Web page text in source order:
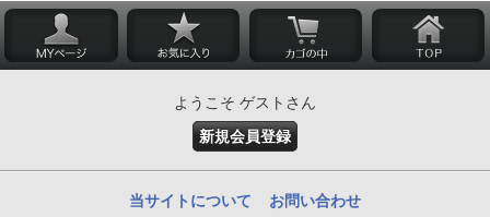
ようこそ ゲストさん
新規会員登録
当サイトについて お問い合わせ